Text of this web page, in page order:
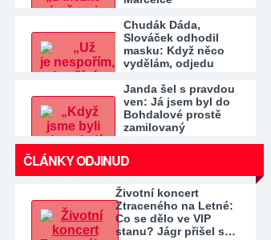
Chudák Dáda,
Slováček odhodil
masku: Když něco
vydělám, odjedu
Janda šel s pravdou
ven: Já jsem byl do
Bohdalové prostě
zamilovaný
ČLÁNKY ODJINUD
Životní koncert
Ztraceného na Letné:
Co se dělo ve VIP
stanu? Jágr přišel s…